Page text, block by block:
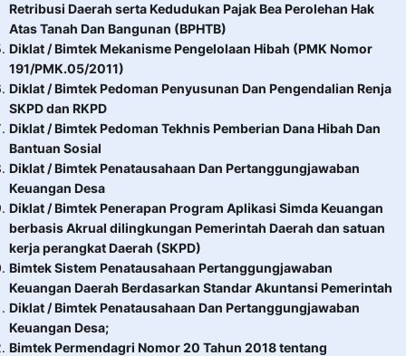
Retribusi Daerah serta Kedudukan Pajak Bea Perolehan Hak
Atas Tanah Dan Bangunan (BPHTB)
Diklat / Bimtek Mekanisme Pengelolaan Hibah (PMK Nomor
191/PMK.05/2011)
Diklat / Bimtek Pedoman Penyusunan Dan Pengendalian Renja
SKPD dan RKPD
Diklat / Bimtek Pedoman Tekhnis Pemberian Dana Hibah Dan
Bantuan Sosial
Diklat / Bimtek Penatausahaan Dan Pertanggungjawaban
Keuangan Desa
Diklat / Bimtek Penerapan Program Aplikasi Simda Keuangan
berbasis Akrual dilingkungan Pemerintah Daerah dan satuan
kerja perangkat Daerah (SKPD)
Bimtek Sistem Penatausahaan Pertanggungjawaban
Keuangan Daerah Berdasarkan Standar Akuntansi Pemerintah
Diklat / Bimtek Penatausahaan Dan Pertanggungjawaban
Keuangan Desa;
Bimtek Permendagri Nomor 20 Tahun 2018 tentang